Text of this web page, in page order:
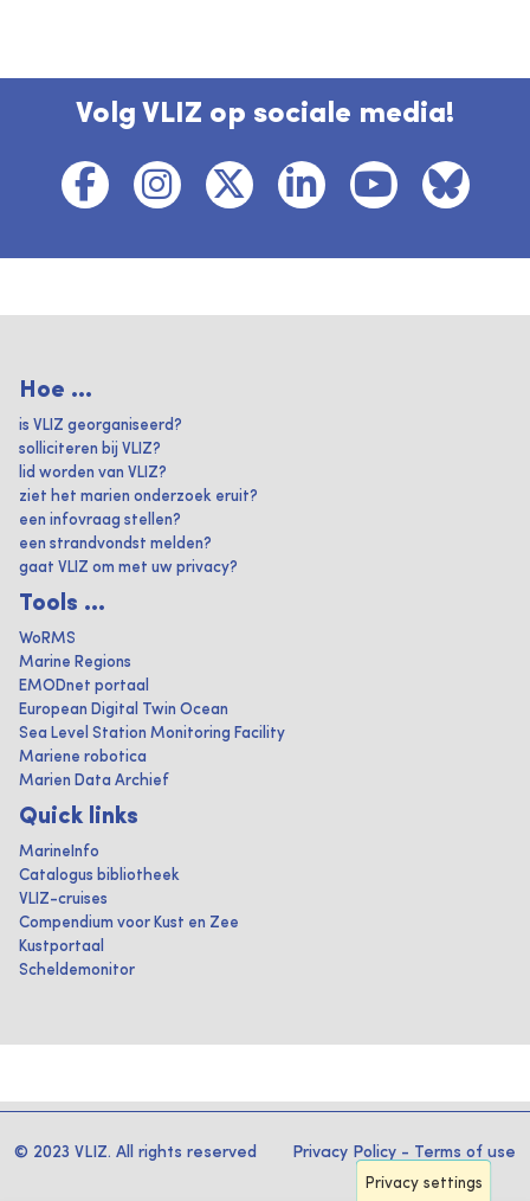
Volg VLIZ op sociale media!
Hoe ...
is VLIZ georganiseerd?
solliciteren bij VLIZ?
lid worden van VLIZ?
ziet het marien onderzoek eruit?
een infovraag stellen?
een strandvondst melden?
gaat VLIZ om met uw privacy?
Tools ...
WoRMS
Marine Regions
EMODnet portaal
European Digital Twin Ocean
Sea Level Station Monitoring Facility
Mariene robotica
Marien Data Archief
Quick links
MarineInfo
Catalogus bibliotheek
VLIZ-cruises
Compendium voor Kust en Zee
Kustportaal
Scheldemonitor
© 2023 VLIZ. All rights reserved Privacy Policy - Terms of use
Privacy settings